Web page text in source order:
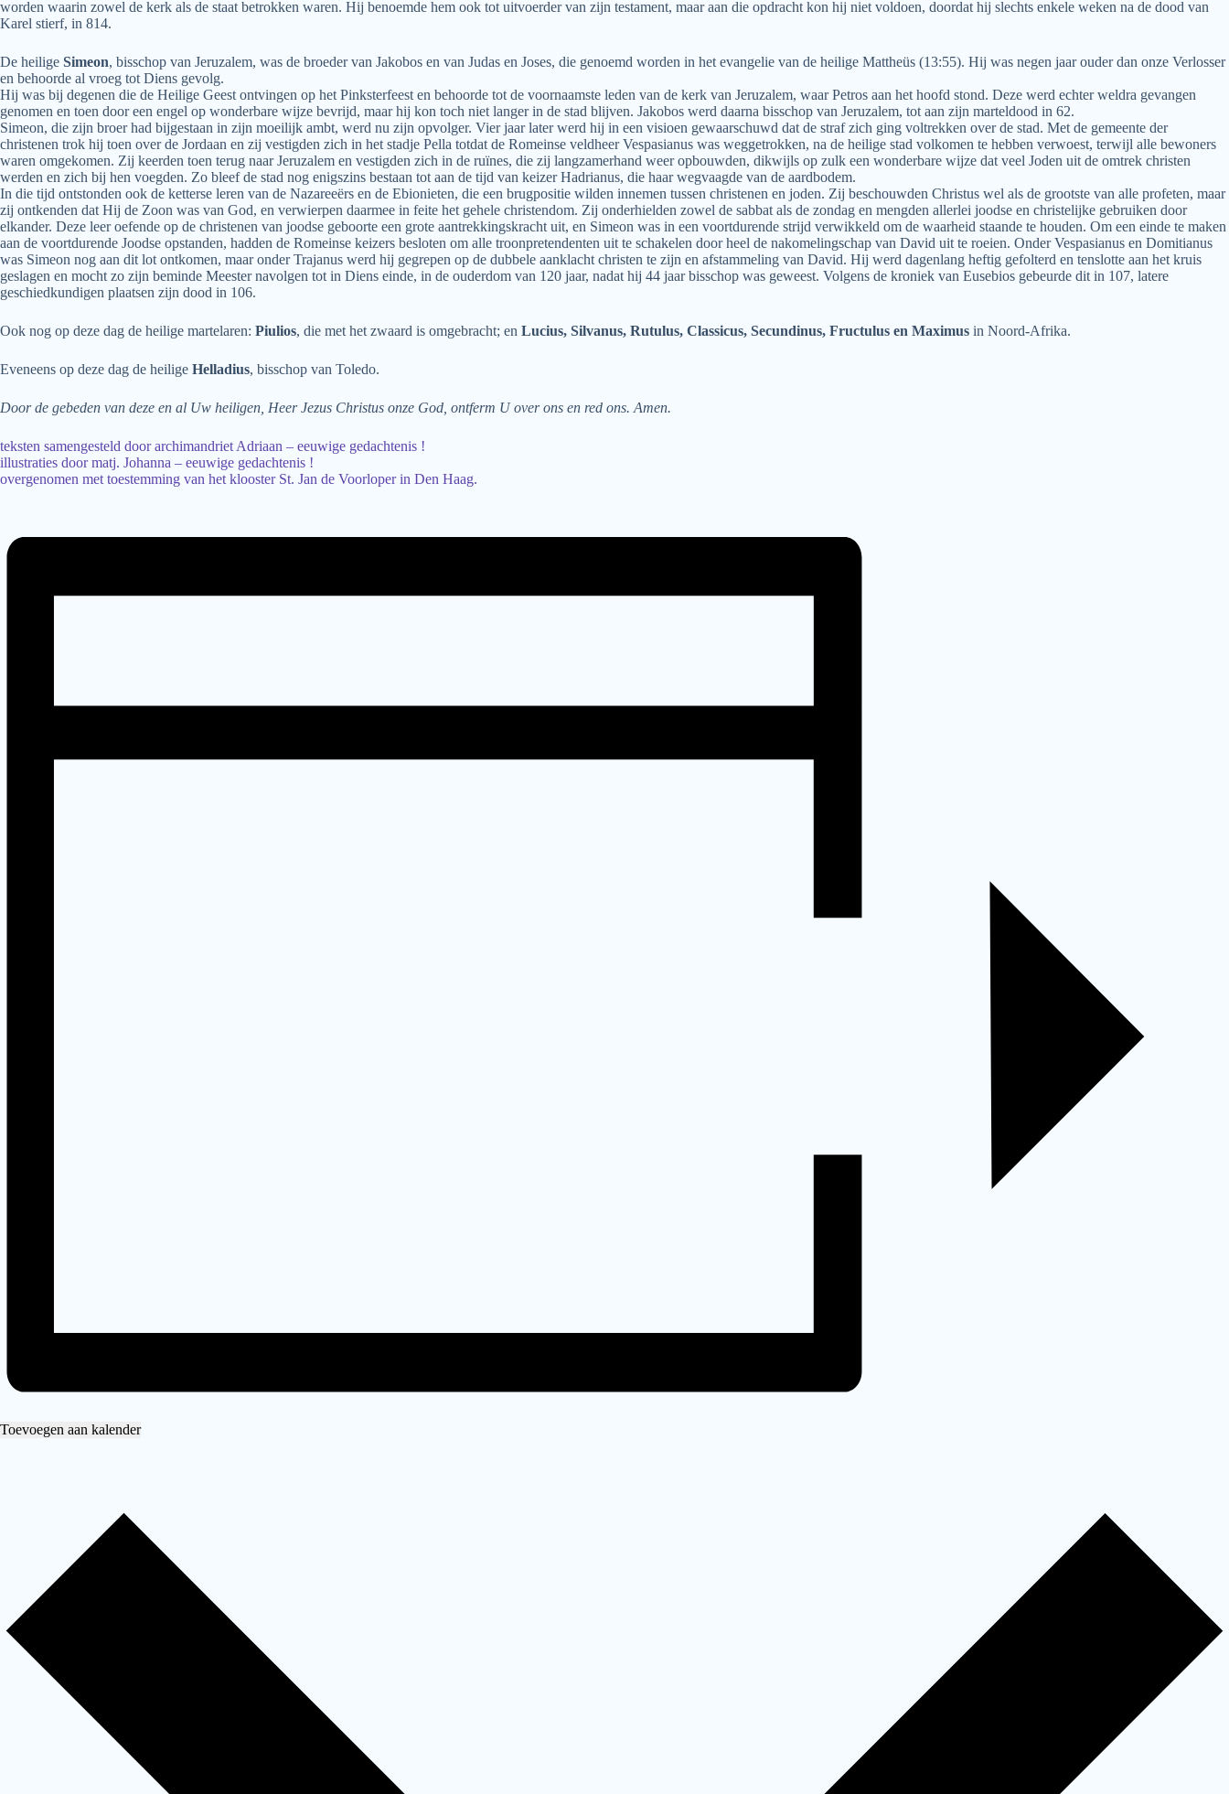
worden waarin zowel de kerk als de staat betrokken waren. Hij benoemde hem ook tot uitvoerder van zijn testament, maar aan die opdracht kon hij niet voldoen, doordat hij slechts enkele weken na de dood van
Karel stierf, in 814.
De heilige Simeon, bisschop van Jeruzalem, was de broeder van Jakobos en van Judas en Joses, die genoemd worden in het evangelie van de heilige Mattheüs (13:55). Hij was negen jaar ouder dan onze Verlosser
en behoorde al vroeg tot Diens gevolg.
Hij was bij degenen die de Heilige Geest ontvingen op het Pinksterfeest en behoorde tot de voornaamste leden van de kerk van Jeruzalem, waar Petros aan het hoofd stond. Deze werd echter weldra gevangen
genomen en toen door een engel op wonderbare wijze bevrijd, maar hij kon toch niet langer in de stad blijven. Jakobos werd daarna bisschop van Jeruzalem, tot aan zijn marteldood in 62.
Simeon, die zijn broer had bijgestaan in zijn moeilijk ambt, werd nu zijn opvolger. Vier jaar later werd hij in een visioen gewaarschuwd dat de straf zich ging voltrekken over de stad. Met de gemeente der
christenen trok hij toen over de Jordaan en zij vestigden zich in het stadje Pella totdat de Romeinse veldheer Vespasianus was weggetrokken, na de heilige stad volkomen te hebben verwoest, terwijl alle bewoners
waren omgekomen. Zij keerden toen terug naar Jeruzalem en vestigden zich in de ruïnes, die zij langzamerhand weer opbouwden, dikwijls op zulk een wonderbare wijze dat veel Joden uit de omtrek christen
werden en zich bij hen voegden. Zo bleef de stad nog enigszins bestaan tot aan de tijd van keizer Hadrianus, die haar wegvaagde van de aardbodem.
In die tijd ontstonden ook de ketterse leren van de Nazareeërs en de Ebionieten, die een brugpositie wilden innemen tussen christenen en joden. Zij beschouwden Christus wel als de grootste van alle profeten, maar
zij ontkenden dat Hij de Zoon was van God, en verwierpen daarmee in feite het gehele christendom. Zij onderhielden zowel de sabbat als de zondag en mengden allerlei joodse en christelijke gebruiken door
elkander. Deze leer oefende op de christenen van joodse geboorte een grote aantrekkingskracht uit, en Simeon was in een voortdurende strijd verwikkeld om de waarheid staande te houden. Om een einde te maken
aan de voortdurende Joodse opstanden, hadden de Romeinse keizers besloten om alle troonpretendenten uit te schakelen door heel de nakomelingschap van David uit te roeien. Onder Vespasianus en Domitianus
was Simeon nog aan dit lot ontkomen, maar onder Trajanus werd hij gegrepen op de dubbele aanklacht christen te zijn en afstammeling van David. Hij werd dagenlang heftig gefolterd en tenslotte aan het kruis
geslagen en mocht zo zijn beminde Meester navolgen tot in Diens einde, in de ouderdom van 120 jaar, nadat hij 44 jaar bisschop was geweest. Volgens de kroniek van Eusebios gebeurde dit in 107, latere
geschiedkundigen plaatsen zijn dood in 106.
Ook nog op deze dag de heilige martelaren: Piulios, die met het zwaard is omgebracht; en Lucius, Silvanus, Rutulus, Classicus, Secundinus, Fructulus en Maximus in Noord-Afrika.
Eveneens op deze dag de heilige Helladius, bisschop van Toledo.
Door de gebeden van deze en al Uw heiligen, Heer Jezus Christus onze God, ontferm U over ons en red ons. Amen.
teksten samengesteld door archimandriet Adriaan – eeuwige gedachtenis !
illustraties door matj. Johanna – eeuwige gedachtenis !
overgenomen met toestemming van het klooster St. Jan de Voorloper in Den Haag.
Toevoegen aan kalender